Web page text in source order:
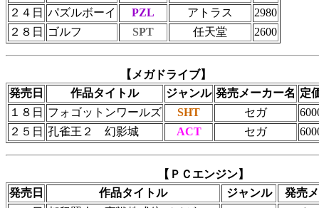
２４日 パズルボーイ PZL アトラス
2980
２８日
ゴルフ SPT 任天堂 2600
【メガドライブ】
発売日
作品タイトル ジャンル 発売メーカー名 定
１８日
フォゴットンワールズ SHT セガ
２５日 孔雀王２ 幻影城 ACT セガ
【ＰＣエンジン】
発売日
作品タイトル ジャンル
発売